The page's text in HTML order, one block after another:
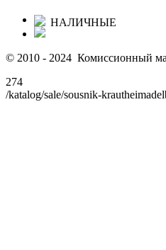
НАЛИЧНЫЕ
© 2010 - 2024 Комиссионный
274
/katalog/sale/sousnik-